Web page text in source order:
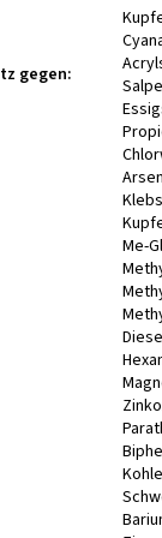
gegen: